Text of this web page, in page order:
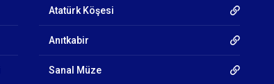
Atatürk Köşesi
Anıtkabir
Sanal Müze